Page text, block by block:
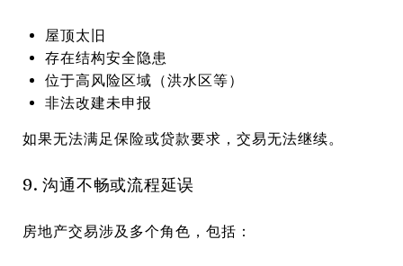
屋顶太旧
存在结构安全隐患
位于高风险区域（洪水区等）
非法改建未申报
如果无法满足保险或贷款要求，交易无法继续。
9. 沟通不畅或流程延误
房地产交易涉及多个角色，包括：